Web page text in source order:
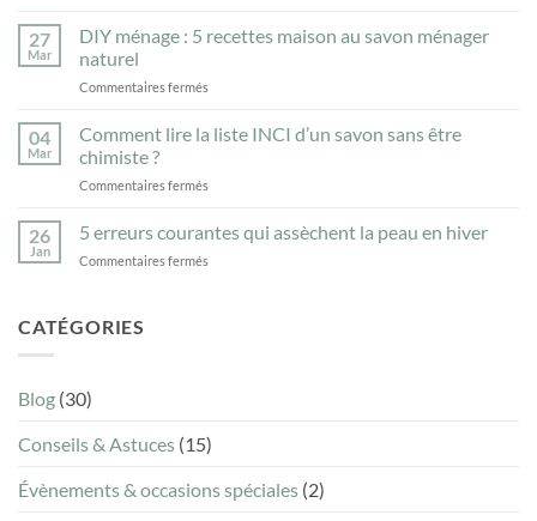
sur
peuvent-
aggraver
skincare
minimaliste
combien
produits
nécessaires
27
Mar
DIY ménage : 5 recettes maison au savon ménager
naturel
Commentaires fermés
ménage
:
recettes
au
ménager
04
Mar
Comment lire la liste INCI d’un savon sans être
chimiste ?
Commentaires fermés
lire
la
liste
26
Jan
5 erreurs courantes qui assèchent la peau en hiver
Commentaires fermés
hiver
CATÉGORIES
Blog (30)
Conseils & Astuces (15)
Évènements & occasions spéciales (2)